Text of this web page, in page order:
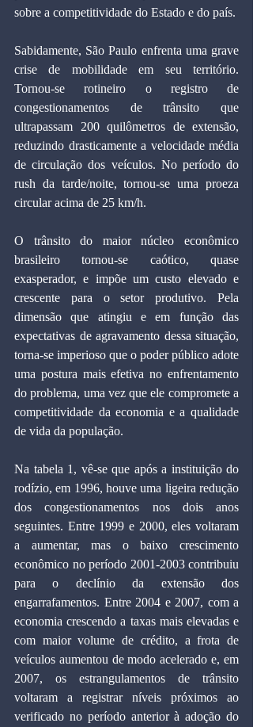
sobre a competitividade do Estado e do país.
Sabidamente, São Paulo enfrenta uma grave
crise de mobilidade em seu território.
Tornou-se rotineiro o registro de
congestionamentos de trânsito que
ultrapassam 200 quilômetros de extensão,
reduzindo drasticamente a velocidade média
de circulação dos veículos. No período do
rush da tarde/noite, tornou-se uma proeza
circular acima de 25 km/h.
O trânsito do maior núcleo econômico
brasileiro tornou-se caótico, quase
exasperador, e impõe um custo elevado e
crescente para o setor produtivo. Pela
dimensão que atingiu e em função das
expectativas de agravamento dessa situação,
torna-se imperioso que o poder público adote
uma postura mais efetiva no enfrentamento
do problema, uma vez que ele compromete a
competitividade da economia e a qualidade
de vida da população.
Na tabela 1, vê-se que após a instituição do
rodízio, em 1996, houve uma ligeira redução
dos congestionamentos nos dois anos
seguintes. Entre 1999 e 2000, eles voltaram
a aumentar, mas o baixo crescimento
econômico no período 2001-2003 contribuiu
para o declínio da extensão dos
engarrafamentos. Entre 2004 e 2007, com a
economia crescendo a taxas mais elevadas e
com maior volume de crédito, a frota de
veículos aumentou de modo acelerado e, em
2007, os estrangulamentos de trânsito
voltaram a registrar níveis próximos ao
verificado no período anterior à adoção do